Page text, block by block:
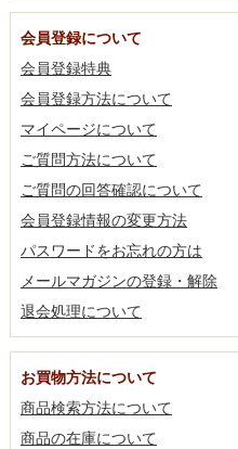
会員登録について
会員登録特典
会員登録方法について
マイページについて
ご質問方法について
ご質問の回答確認について
会員登録情報の変更方法
パスワードをお忘れの方は
メールマガジンの登録・解除
退会処理について
お買物方法について
商品検索方法について
商品の在庫について